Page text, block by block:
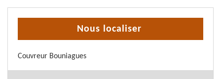
Nous localiser
Couvreur Bouniagues